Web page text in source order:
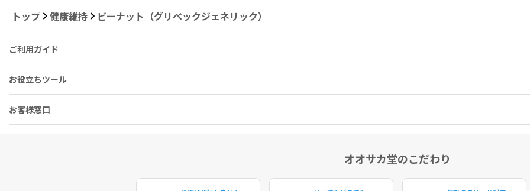
トップ 健康維持 ビーナット（グリベックジェネリック）
ご利用ガイド
お役立ちツール
お客様窓口
オオサカ堂のこだわり